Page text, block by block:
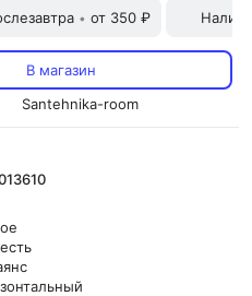
• от 350 ₽
В магазин
Santehnika-room
есть